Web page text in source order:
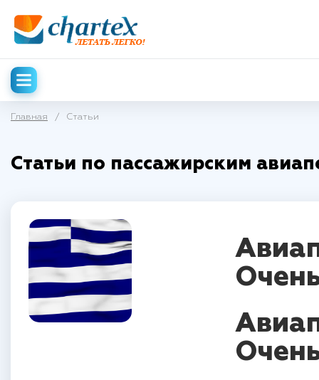
Главная / Статьи
Статьи по пассажирским